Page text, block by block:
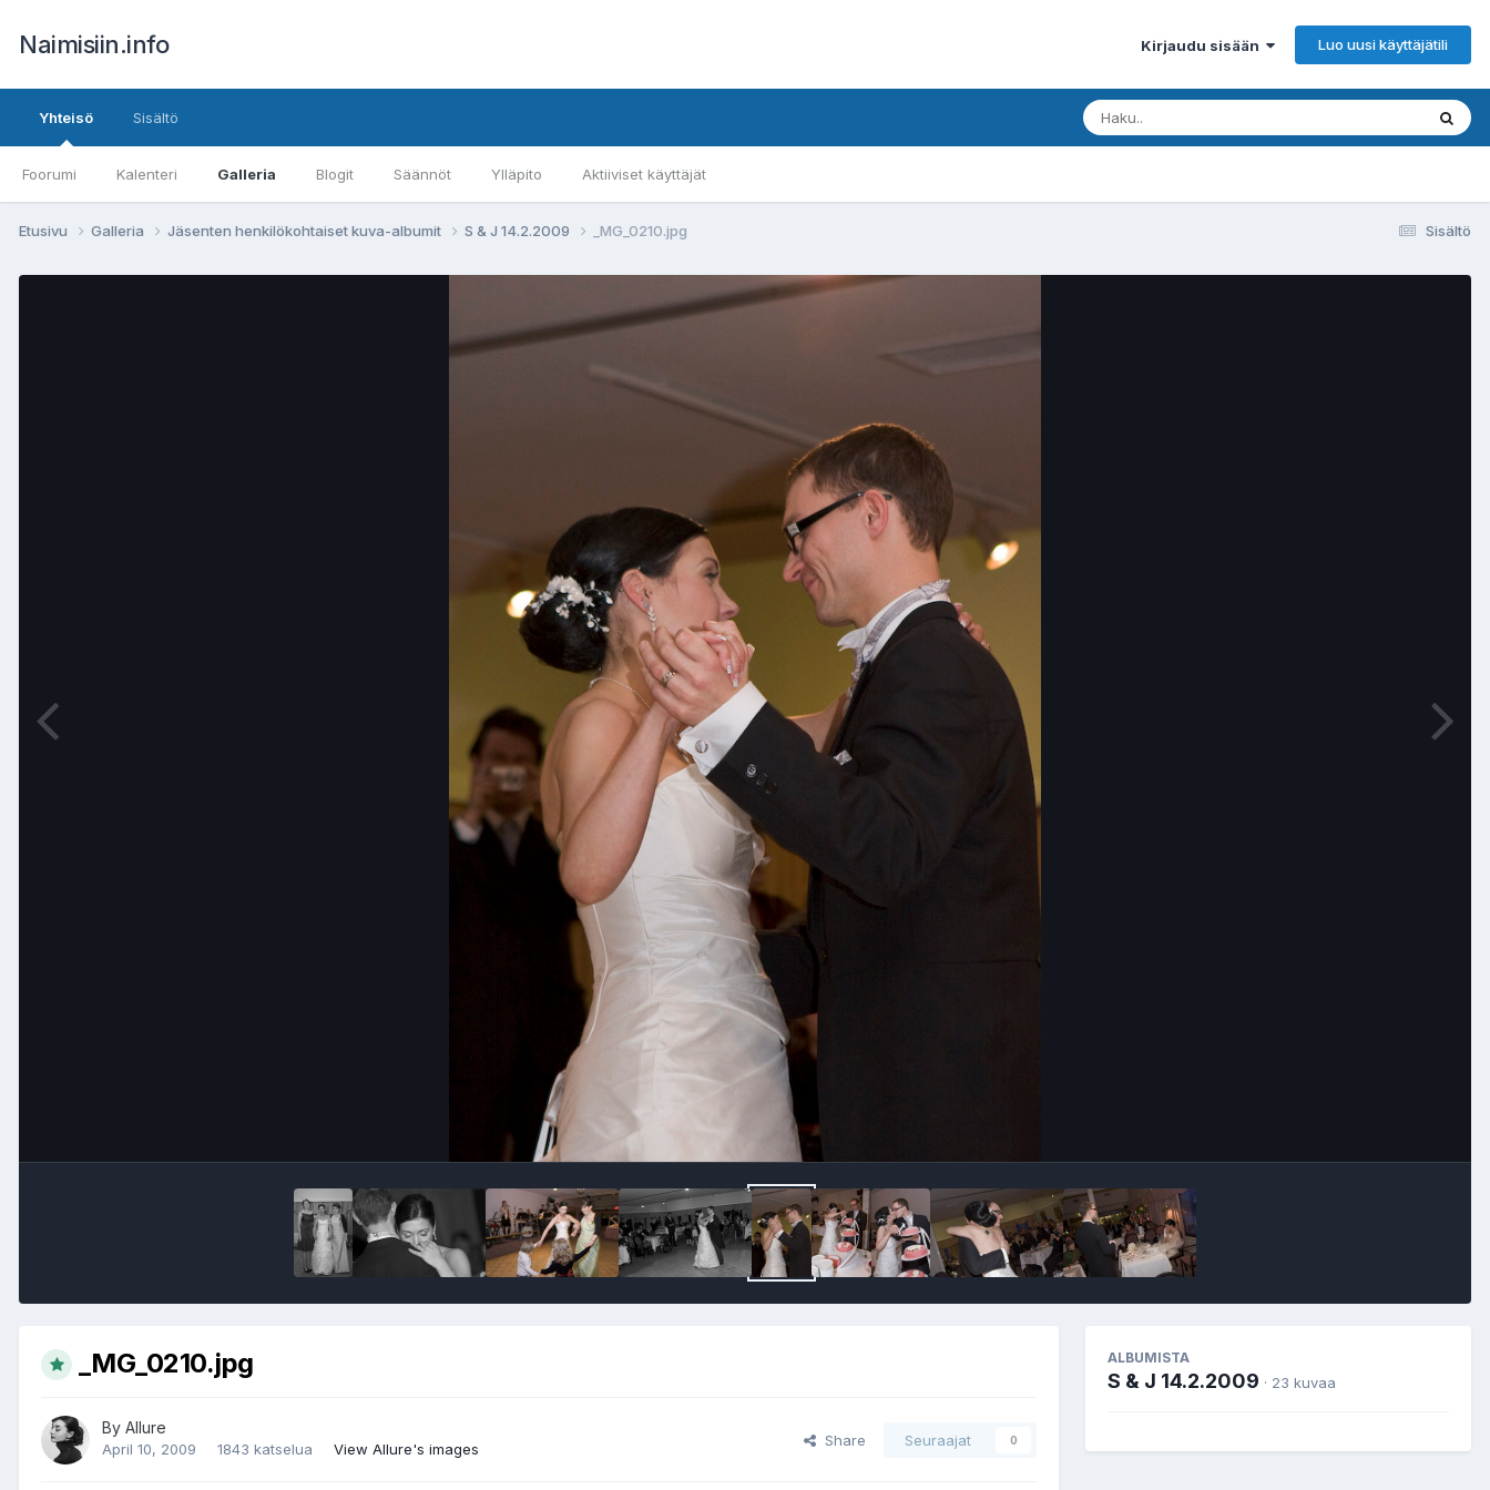
Naimisiin.info Kirjaudu sisään Luo uusi käyttäjätili
Yhteisö
Foorumi Kalenteri Galleria Blogit Säännöt Ylläpito Aktiiviset käyttäjät
Sisältö
Sisältö
Etusivu Galleria Jäsenten henkilökohtaiset kuva-albumit S & J 14.2.2009 _MG_0210.jpg
_MG_0210.jpg
By Allure
April 10, 2009 1843 katselua View Allure's images
Share Seuraajat 0
ALBUMISTA
S & J 14.2.2009 · 23 kuvaa